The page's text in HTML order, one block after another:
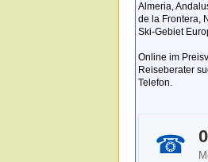
Almeria,
de la Frontera,
Ski-Gebiet
Online im
Reiseberater
Telefon.
☎